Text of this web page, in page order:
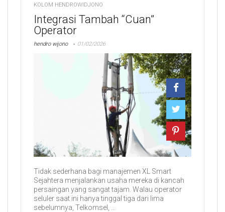
KOLOM HENDROWIDJONO
Integrasi Tambah “Cuan”
Operator
hendro wijono 01/02/2026
Tidak sederhana bagi manajemen XL Smart
Sejahtera menjalankan usaha mereka di kancah
persaingan yang sangat tajam. Walau operator
seluler saat ini hanya tinggal tiga dari lima
sebelumnya, Telkomsel, ...